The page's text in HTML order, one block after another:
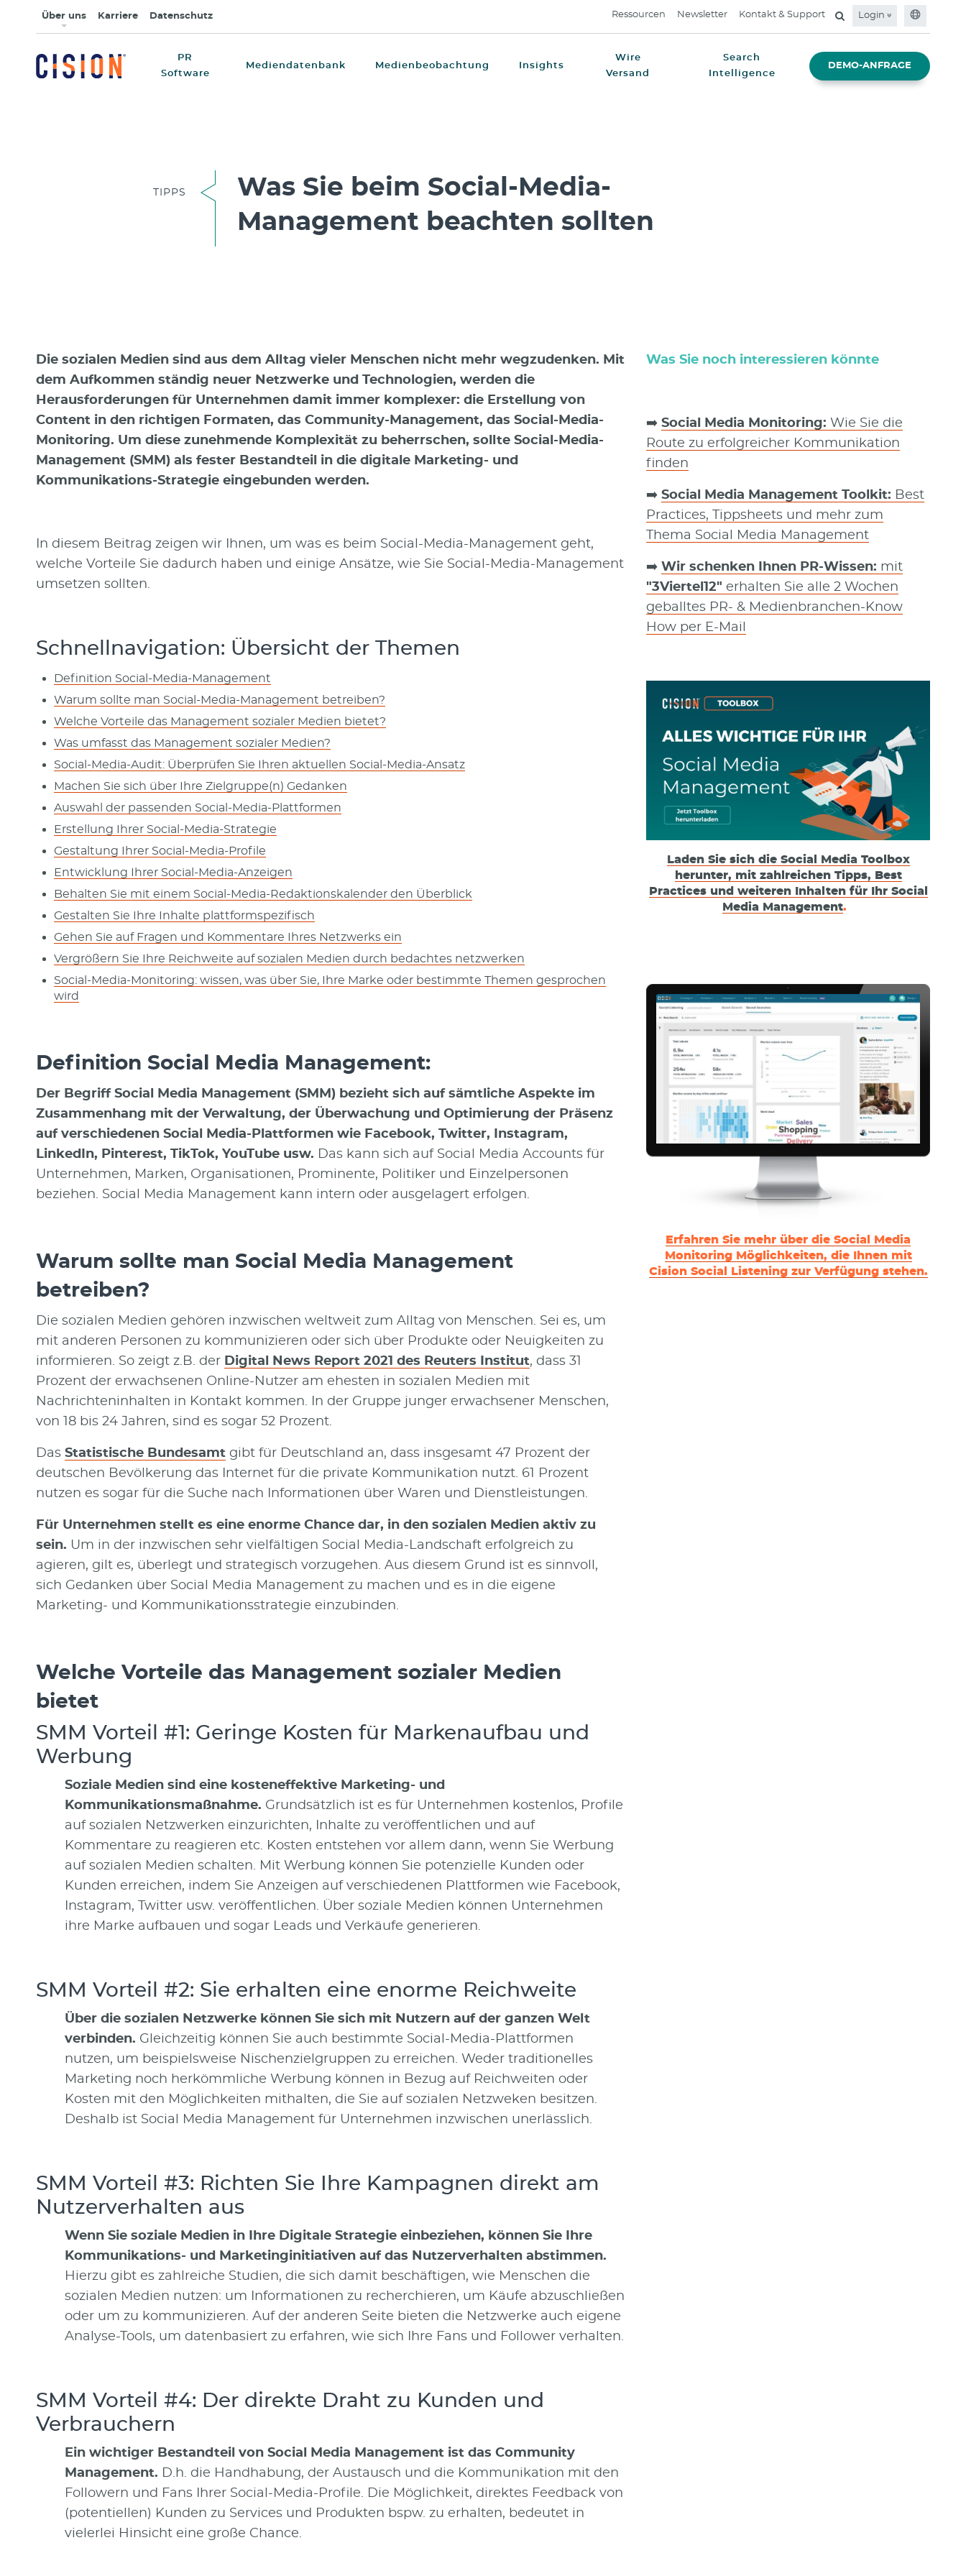
Über uns Karriere Datenschutz Ressourcen Newsletter Kontakt & Support Login
PR
Software
Mediendatenbank Medienbeobachtung Insights
Wire
Versand
Search
Intelligence
DEMO-ANFRAGE
TIPPS
Was Sie beim Social-Media-
Management beachten sollten
Die sozialen Medien sind aus dem Alltag vieler Menschen nicht mehr wegzudenken. Mit
dem Aufkommen ständig neuer Netzwerke und Technologien, werden die
Herausforderungen für Unternehmen damit immer komplexer: die Erstellung von
Content in den richtigen Formaten, das Community-Management, das Social-Media-
Monitoring. Um diese zunehmende Komplexität zu beherrschen, sollte Social-Media-
Management (SMM) als fester Bestandteil in die digitale Marketing- und
Kommunikations-Strategie eingebunden werden.
In diesem Beitrag zeigen wir Ihnen, um was es beim Social-Media-Management geht,
welche Vorteile Sie dadurch haben und einige Ansätze, wie Sie Social-Media-Management
umsetzen sollten.
Schnellnavigation: Übersicht der Themen
Definition Social-Media-Management
Warum sollte man Social-Media-Management betreiben?
Welche Vorteile das Management sozialer Medien bietet?
Was umfasst das Management sozialer Medien?
Social-Media-Audit: Überprüfen Sie Ihren aktuellen Social-Media-Ansatz
Machen Sie sich über Ihre Zielgruppe(n) Gedanken
Auswahl der passenden Social-Media-Plattformen
Erstellung Ihrer Social-Media-Strategie
Gestaltung Ihrer Social-Media-Profile
Entwicklung Ihrer Social-Media-Anzeigen
Behalten Sie mit einem Social-Media-Redaktionskalender den Überblick
Gestalten Sie Ihre Inhalte plattformspezifisch
Gehen Sie auf Fragen und Kommentare Ihres Netzwerks ein
Vergrößern Sie Ihre Reichweite auf sozialen Medien durch bedachtes netzwerken
Social-Media-Monitoring: wissen, was über Sie, Ihre Marke oder bestimmte Themen gesprochen
wird
Definition Social Media Management:
Der Begriff Social Media Management (SMM) bezieht sich auf sämtliche Aspekte im
Zusammenhang mit der Verwaltung, der Überwachung und Optimierung der Präsenz
auf verschiedenen Social Media-Plattformen wie Facebook, Twitter, Instagram,
LinkedIn, Pinterest, TikTok, YouTube usw. Das kann sich auf Social Media Accounts für
Unternehmen, Marken, Organisationen, Prominente, Politiker und Einzelpersonen
beziehen. Social Media Management kann intern oder ausgelagert erfolgen.
Warum sollte man Social Media Management
betreiben?
Die sozialen Medien gehören inzwischen weltweit zum Alltag von Menschen. Sei es, um
mit anderen Personen zu kommunizieren oder sich über Produkte oder Neuigkeiten zu
informieren. So zeigt z.B. der Digital News Report 2021 des Reuters Institut, dass 31
Prozent der erwachsenen Online-Nutzer am ehesten in sozialen Medien mit
Nachrichteninhalten in Kontakt kommen. In der Gruppe junger erwachsener Menschen,
von 18 bis 24 Jahren, sind es sogar 52 Prozent.
Das Statistische Bundesamt gibt für Deutschland an, dass insgesamt 47 Prozent der
deutschen Bevölkerung das Internet für die private Kommunikation nutzt. 61 Prozent
nutzen es sogar für die Suche nach Informationen über Waren und Dienstleistungen.
Für Unternehmen stellt es eine enorme Chance dar, in den sozialen Medien aktiv zu
sein. Um in der inzwischen sehr vielfältigen Social Media-Landschaft erfolgreich zu
agieren, gilt es, überlegt und strategisch vorzugehen. Aus diesem Grund ist es sinnvoll,
sich Gedanken über Social Media Management zu machen und es in die eigene
Marketing- und Kommunikationsstrategie einzubinden.
Welche Vorteile das Management sozialer Medien
bietet
SMM Vorteil #1: Geringe Kosten für Markenaufbau und
Werbung
Soziale Medien sind eine kosteneffektive Marketing- und
Kommunikationsmaßnahme. Grundsätzlich ist es für Unternehmen kostenlos, Profile
auf sozialen Netzwerken einzurichten, Inhalte zu veröffentlichen und auf
Kommentare zu reagieren etc. Kosten entstehen vor allem dann, wenn Sie Werbung
auf sozialen Medien schalten. Mit Werbung können Sie potenzielle Kunden oder
Kunden erreichen, indem Sie Anzeigen auf verschiedenen Plattformen wie Facebook,
Instagram, Twitter usw. veröffentlichen. Über soziale Medien können Unternehmen
ihre Marke aufbauen und sogar Leads und Verkäufe generieren.
SMM Vorteil #2: Sie erhalten eine enorme Reichweite
Über die sozialen Netzwerke können Sie sich mit Nutzern auf der ganzen Welt
verbinden. Gleichzeitig können Sie auch bestimmte Social-Media-Plattformen
nutzen, um beispielsweise Nischenzielgruppen zu erreichen. Weder traditionelles
Marketing noch herkömmliche Werbung können in Bezug auf Reichweiten oder
Kosten mit den Möglichkeiten mithalten, die Sie auf sozialen Netzweken besitzen.
Deshalb ist Social Media Management für Unternehmen inzwischen unerlässlich.
SMM Vorteil #3: Richten Sie Ihre Kampagnen direkt am
Nutzerverhalten aus
Wenn Sie soziale Medien in Ihre Digitale Strategie einbeziehen, können Sie Ihre
Kommunikations- und Marketinginitiativen auf das Nutzerverhalten abstimmen.
Hierzu gibt es zahlreiche Studien, die sich damit beschäftigen, wie Menschen die
sozialen Medien nutzen: um Informationen zu recherchieren, um Käufe abzuschließen
oder um zu kommunizieren. Auf der anderen Seite bieten die Netzwerke auch eigene
Analyse-Tools, um datenbasiert zu erfahren, wie sich Ihre Fans und Follower verhalten.
SMM Vorteil #4: Der direkte Draht zu Kunden und
Verbrauchern
Ein wichtiger Bestandteil von Social Media Management ist das Community
Management. D.h. die Handhabung, der Austausch und die Kommunikation mit den
Followern und Fans Ihrer Social-Media-Profile. Die Möglichkeit, direktes Feedback von
(potentiellen) Kunden zu Services und Produkten bspw. zu erhalten, bedeutet in
vielerlei Hinsicht eine große Chance.
Was Sie noch interessieren könnte
➡️Social Media Monitoring: Wie Sie die
Route zu erfolgreicher Kommunikation
finden
➡️Social Media Management Toolkit: Best
Practices, Tippsheets und mehr zum
Thema Social Media Management
➡️Wir schenken Ihnen PR-Wissen: mit
"3Viertel12" erhalten Sie alle 2 Wochen
geballtes PR- & Medienbranchen-Know
How per E-Mail
Laden Sie sich die Social Media Toolbox
herunter, mit zahlreichen Tipps, Best
Practices und weiteren Inhalten für Ihr Social
Media Management.
Erfahren Sie mehr über die Social Media
Monitoring Möglichkeiten, die Ihnen mit
Cision Social Listening zur Verfügung stehen.